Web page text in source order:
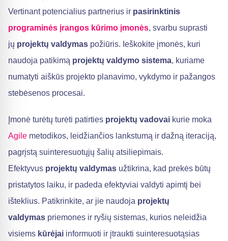
Vertinant potencialius partnerius ir pasirinktinis
programinės įrangos kūrimo įmonės, svarbu suprasti
jų projektų valdymas požiūris. Ieškokite įmonės, kuri
naudoja patikimą projektų valdymo sistema, kuriame
numatyti aiškūs projekto planavimo, vykdymo ir pažangos
stebėsenos procesai.
Įmonė turėtų turėti patirties projektų vadovai kurie moka
Agile metodikos, leidžiančios lankstumą ir dažną iteraciją,
pagrįstą suinteresuotųjų šalių atsiliepimais.
Efektyvus projektų valdymas užtikrina, kad prekės būtų
pristatytos laiku, ir padeda efektyviai valdyti apimtį bei
išteklius. Patikrinkite, ar jie naudoja projektų
valdymas priemones ir ryšių sistemas, kurios neleidžia
visiems kūrėjai informuoti ir įtraukti suinteresuotąsias